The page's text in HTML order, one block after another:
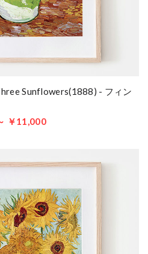
Sunflowers(1888) - フィン
￥11,000